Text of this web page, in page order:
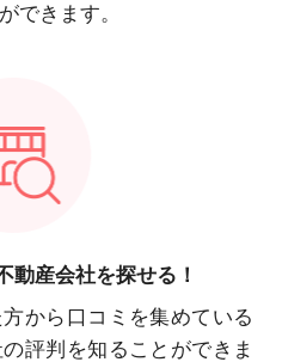
できます。
動産会社を探せる！
から口コミを集めている
評判を知ることができま